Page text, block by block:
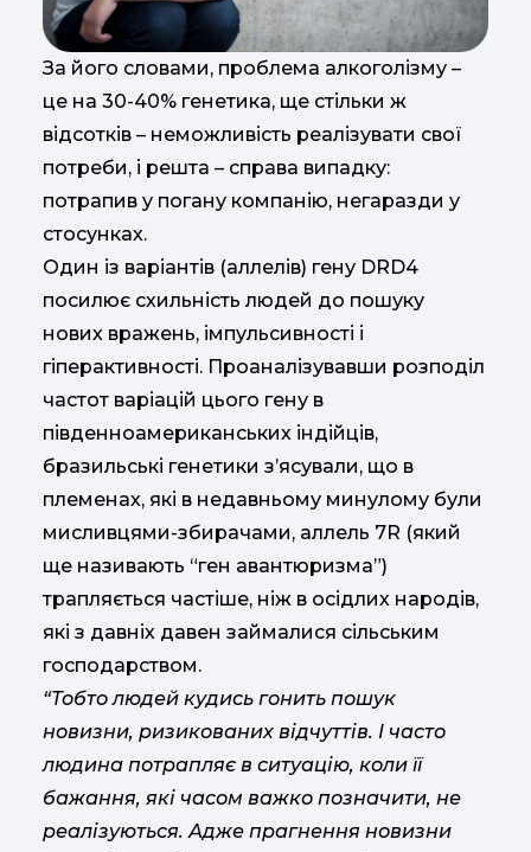
За його словами, проблема алкоголізму –
це на 30-40% генетика, ще стільки ж
відсотків – неможливість реалізувати свої
потреби, і решта – справа випадку:
потрапив у погану компанію, негаразди у
стосунках.
Один із варіантів (аллелів) гену DRD4
посилює схильність людей до пошуку
нових вражень, імпульсивності і
гіперактивності. Проаналізувавши розподіл
частот варіацій цього гену в
південноамериканських індійців,
бразильські генетики з’ясували, що в
племенах, які в недавньому минулому були
мисливцями-збирачами, аллель 7R (який
ще називають “ген авантюризма”)
трапляється частіше, ніж в осідлих народів,
які з давніх давен займалися сільським
господарством.
“Тобто людей кудись гонить пошук
новизни, ризикованих відчуттів. І часто
людина потрапляє в ситуацію, коли її
бажання, які часом важко позначити, не
реалізуються. Адже прагнення новизни